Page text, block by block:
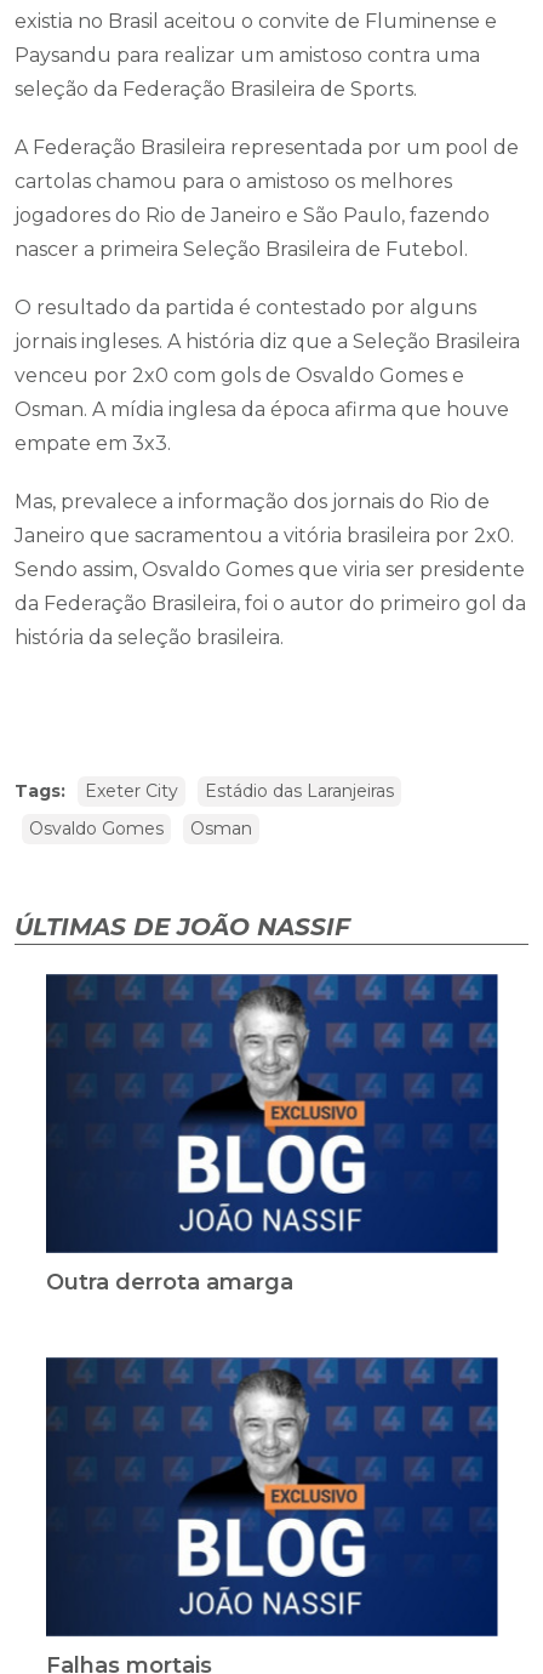
existia no Brasil aceitou o convite de Fluminense e
Paysandu para realizar um amistoso contra uma
seleção da Federação Brasileira de Sports.
A Federação Brasileira representada por um pool de
cartolas chamou para o amistoso os melhores
jogadores do Rio de Janeiro e São Paulo, fazendo
nascer a primeira Seleção Brasileira de Futebol.
O resultado da partida é contestado por alguns
jornais ingleses. A história diz que a Seleção Brasileira
venceu por 2x0 com gols de Osvaldo Gomes e
Osman. A mídia inglesa da época afirma que houve
empate em 3x3.
Mas, prevalece a informação dos jornais do Rio de
Janeiro que sacramentou a vitória brasileira por 2x0.
Sendo assim, Osvaldo Gomes que viria ser presidente
da Federação Brasileira, foi o autor do primeiro gol da
história da seleção brasileira.
Tags: Exeter City
Estádio das Laranjeiras
Osvaldo Gomes
Osman
ÚLTIMAS DE JOÃO NASSIF
Outra derrota amarga
Falhas mortais